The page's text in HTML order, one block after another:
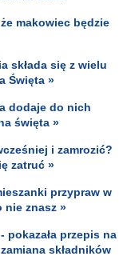
makowiec będzie
składa się z wielu
Święta »
dodaje do nich
święta »
i zamrozić?
zatruć »
przypraw w
nie znasz »
pokazała przepis na
składników